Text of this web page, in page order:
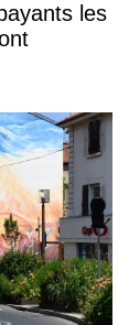
les